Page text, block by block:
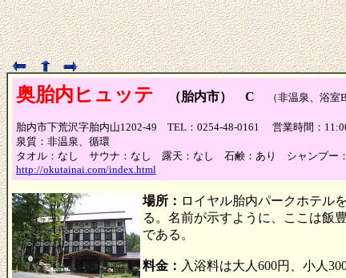
奥胎内ヒュッテ （胎内市） C （非温泉、浴室
胎内市下荒沢字胎内山1202-49 TEL：0254-48-0161 営業時間：
泉質：非温泉、循環
タオル：なし サウナ：なし 露天：なし 石鹸：あり シャンプー
http://okutainai.com/index.html
場所： ロイヤル胎内パークホテル
る。名前が示すように、ここは飯
である。
料金： 入浴料は大人600円、小人